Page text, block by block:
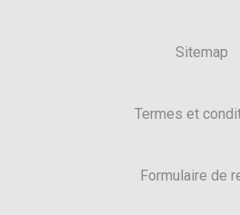
Sitemap
Termes et
Formulaire de